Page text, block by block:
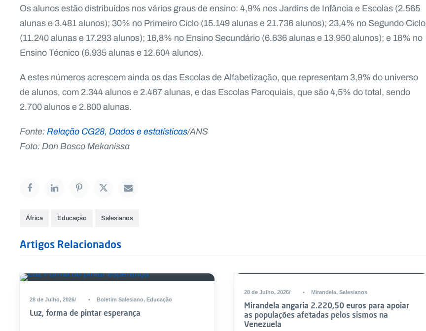
Os alunos estão distribuídos nos vários graus de ensino: 4,9% nos Jardins de Infância e Escolas (2.565
alunas e 3.481 alunos); 30% no Primeiro Ciclo (15.149 alunas e 21.736 alunos); 23,4% no Segundo Ciclo
(11.240 alunas e 17.293 alunos); 16,8% no Ensino Secundário (6.636 alunas e 13.950 alunos); e 16% no
Ensino Técnico (6.935 alunas e 12.604 alunos).
A estes números acrescem ainda os das Escolas de Alfabetização, que representam 3,9% do universo
de alunos, com 2.344 alunos e 2.467 alunas, e das Escolas Paroquiais, que são 4,5% do total, sendo
2.700 alunos e 2.800 alunas.
Fonte:Relação CG28, Dados e estatísticas/ANS
Foto: Don Bosco Mekanissa
África Educação Salesianos
Artigos Relacionados
28 de Julho, 2026 • Boletim Salesiano, Educação
Luz, forma de pintar esperança
DESTAQUE
28 de Julho, 2026 • Mirandela, Salesianos
Mirandela angaria 2.220,50 euros para apoiar
as populações afetadas pelos sismos na
Venezuela